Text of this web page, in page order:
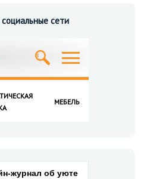
сети
журнал об уюте